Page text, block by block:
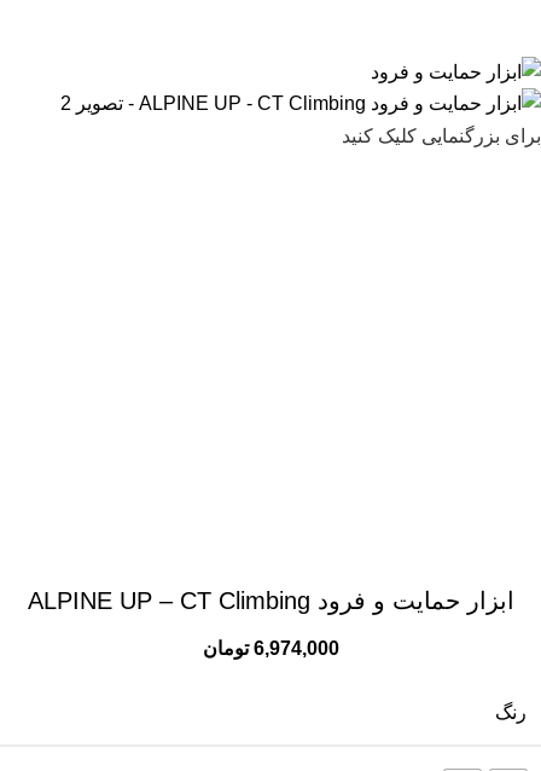
برای بزرگنمایی کلیک کنید
ابزار حمایت و فرود ALPINE UP – CT Climbing
6,974,000 تومان
رنگ